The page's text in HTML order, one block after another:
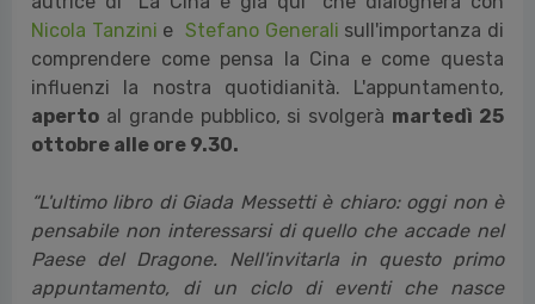
Nicola Tanzini e Stefano Generali sull'importanza di
comprendere come pensa la Cina e come questa
influenzi la nostra quotidianità. L'appuntamento,
aperto al grande pubblico, si svolgerà martedì 25
ottobre alle ore 9.30.
“L'ultimo libro di Giada Messetti è chiaro: oggi non è
pensabile non interessarsi di quello che accade nel
Paese del Dragone. Nell'invitarla in questo primo
appuntamento, di un ciclo di eventi che nasce